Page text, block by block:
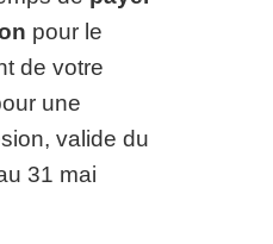
pour le
de votre
une
valide du
31 mai